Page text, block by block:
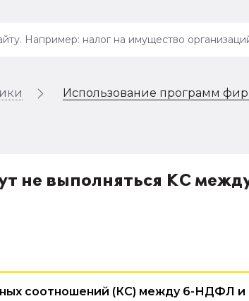
Использование программ
не выполняться КС
соотношений (КС) между 6-НДФЛ